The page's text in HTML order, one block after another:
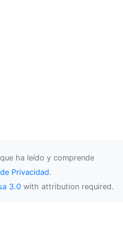
ha leído y comprende
Privacidad.
3.0 with attribution required.